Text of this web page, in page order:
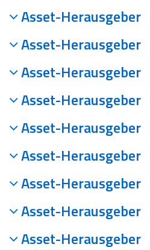
Asset-Herausgeber
Asset-Herausgeber
Asset-Herausgeber
Asset-Herausgeber
Asset-Herausgeber
Asset-Herausgeber
Asset-Herausgeber
Asset-Herausgeber
Asset-Herausgeber